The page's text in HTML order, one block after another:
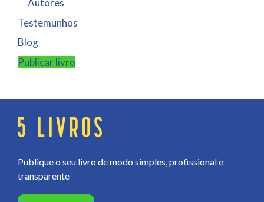
Autores
Testemunhos
Blog
Publicar livro
Publique o seu livro de modo simples, profissional e
transparente